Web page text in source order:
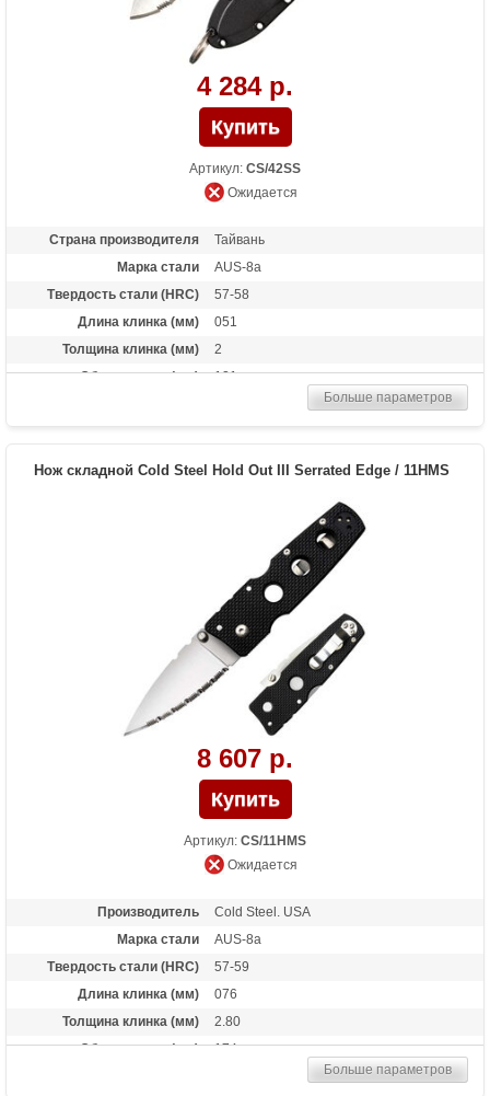
4 284 р.
Артикул: CS/42SS
Ожидается
Страна производителя
Тайвань
Марка стали
AUS-8a
Твердость стали (HRC)
57-58
Длина клинка (мм)
051
Толщина клинка (мм)
2
Общая длина (мм)
121
Покрытие
Satin finish
Нож-брелок, нож скрытого ношения
Серрейторная заточка
Больше параметров
Нож складной Cold Steel Hold Out III Serrated Edge / 11HMS
8 607 р.
Артикул: CS/11HMS
Ожидается
Производитель
Cold Steel. USA
Марка стали
AUS-8a
Твердость стали (HRC)
57-59
Длина клинка (мм)
076
Толщина клинка (мм)
2.80
Общая длина (мм)
174
Больше параметров